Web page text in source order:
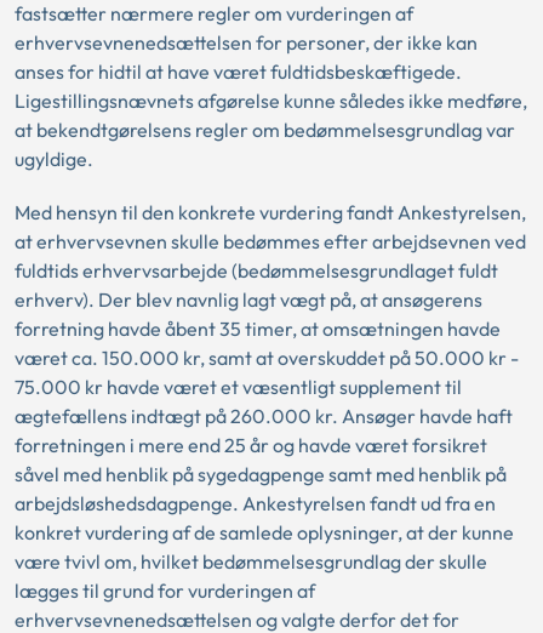
fastsætter nærmere regler om vurderingen af
erhvervsevnenedsættelsen for personer, der ikke kan
anses for hidtil at have været fuldtidsbeskæftigede.
Ligestillingsnævnets afgørelse kunne således ikke medføre,
at bekendtgørelsens regler om bedømmelsesgrundlag var
ugyldige.
Med hensyn til den konkrete vurdering fandt Ankestyrelsen,
at erhvervsevnen skulle bedømmes efter arbejdsevnen ved
fuldtids erhvervsarbejde (bedømmelsesgrundlaget fuldt
erhverv). Der blev navnlig lagt vægt på, at ansøgerens
forretning havde åbent 35 timer, at omsætningen havde
været ca. 150.000 kr, samt at overskuddet på 50.000 kr -
75.000 kr havde været et væsentligt supplement til
ægtefællens indtægt på 260.000 kr. Ansøger havde haft
forretningen i mere end 25 år og havde været forsikret
såvel med henblik på sygedagpenge samt med henblik på
arbejdsløshedsdagpenge. Ankestyrelsen fandt ud fra en
konkret vurdering af de samlede oplysninger, at der kunne
være tvivl om, hvilket bedømmelsesgrundlag der skulle
lægges til grund for vurderingen af
erhvervsevnenedsættelsen og valgte derfor det for